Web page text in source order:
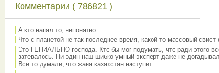
Комментарии ( 786821 )
А кто напал то, непонятно
Что с планетой не так последнее время, какой-то массовый свист
Это ГЕНИАЛЬНО господа. Кто бы мог подумать, что ради этого
затевалось. Ни один наш шибко умный эксперт даже не
Все то думали, что жана казахстан наступит